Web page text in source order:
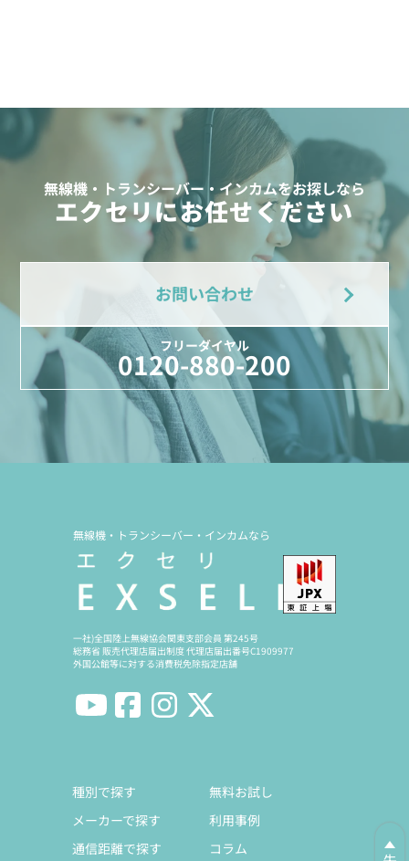
無線機・トランシーバー・インカムをお探しなら
エクセリにお任せください
お問い合わせ
フリーダイヤル
0120-880-200
無線機・トランシーバー・インカムなら
一社)全国陸上無線協会関東支部会員 第245号
総務省 販売代理店届出制度 代理店届出番号C1909977
外国公館等に対する消費税免除指定店舗
種別で探す
メーカーで探す
通信距離で探す
無料お試し
利用事例
コラム